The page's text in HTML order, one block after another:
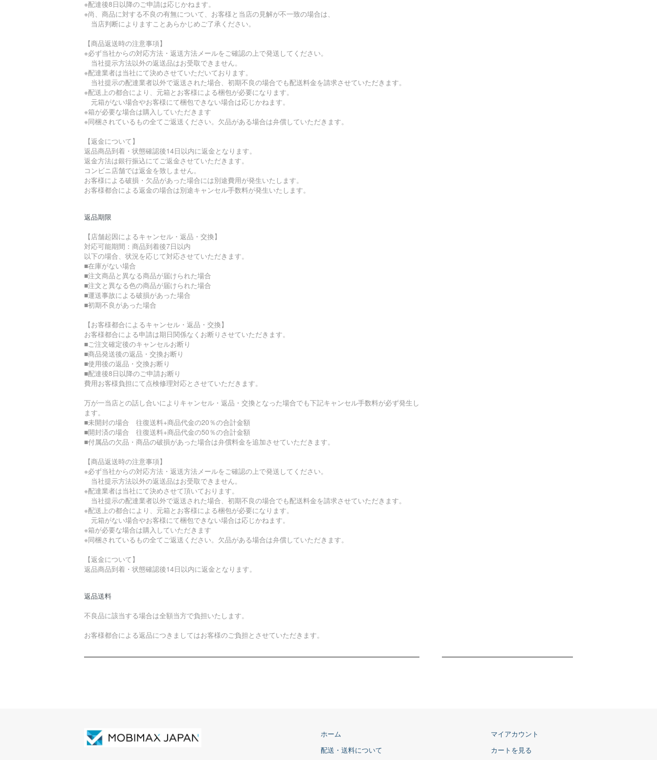
※配達後8日以降のご申請は応じかねます。
※尚、商品に対する不良の有無について、お客様と当店の見解が不一致の場合は、
当店判断によりますことあらかじめご了承ください。
【商品返送時の注意事項】
※必ず当社からの対応方法・返送方法メールをご確認の上で発送してください。
当社提示方法以外の返送品はお受取できません。
※配達業者は当社にて決めさせていただいております。
当社提示の配達業者以外で返送された場合、初期不良の場合でも配送料金を請求させていただきます。
※配送上の都合により、元箱とお客様による梱包が必要になります。
元箱がない場合やお客様にて梱包できない場合は応じかねます。
※箱が必要な場合は購入していただきます
※同梱されているもの全てご返送ください。欠品がある場合は弁償していただきます。
【返金について】
返品商品到着・状態確認後14日以内に返金となります。
返金方法は銀行振込にてご返金させていただきます。
コンビニ店舗では返金を致しません。
お客様による破損・欠品があった場合には別途費用が発生いたします。
お客様都合による返金の場合は別途キャンセル手数料が発生いたします。
返品期限
【店舗起因によるキャンセル・返品・交換】
対応可能期間：商品到着後7日以内
以下の場合、状況を応じて対応させていただきます。
■在庫がない場合
■注文商品と異なる商品が届けられた場合
■注文と異なる色の商品が届けられた場合
■運送事故による破損があった場合
■初期不良があった場合
【お客様都合によるキャンセル・返品・交換】
お客様都合による申請は期日関係なくお断りさせていただきます。
■ご注文確定後のキャンセルお断り
■商品発送後の返品・交換お断り
■使用後の返品・交換お断り
■配達後8日以降のご申請お断り
費用お客様負担にて点検修理対応とさせていただきます。
万が一当店との話し合いによりキャンセル・返品・交換となった場合でも下記キャンセル手数料が必ず発生し
ます。
■未開封の場合 往復送料+商品代金の20％の合計金額
■開封済の場合 往復送料+商品代金の50％の合計金額
■付属品の欠品・商品の破損があった場合は弁償料金を追加させていただきます。
【商品返送時の注意事項】
※必ず当社からの対応方法・返送方法メールをご確認の上で発送してください。
当社提示方法以外の返送品はお受取できません。
※配達業者は当社にて決めさせて頂いております。
当社提示の配達業者以外で返送された場合、初期不良の場合でも配送料金を請求させていただきます。
※配送上の都合により、元箱とお客様による梱包が必要になります。
元箱がない場合やお客様にて梱包できない場合は応じかねます。
※箱が必要な場合は購入していただきます
※同梱されているもの全てご返送ください。欠品がある場合は弁償していただきます。
【返金について】
返品商品到着・状態確認後14日以内に返金となります。
返品送料
不良品に該当する場合は全額当方で負担いたします。
お客様都合による返品につきましてはお客様のご負担とさせていただきます。
ホーム
配送・送料について
マイアカウント
カートを見る